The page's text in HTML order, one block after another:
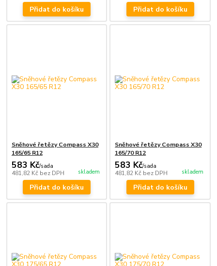
Přidat do košíku Přidat do košíku
Sněhové řetězy Compass X30
165/65 R12
583 Kč/sada
481,82 Kč bez DPH skladem
Přidat do košíku
Sněhové řetězy Compass X30
165/70 R12
583 Kč/sada
481,82 Kč bez DPH skladem
Přidat do košíku